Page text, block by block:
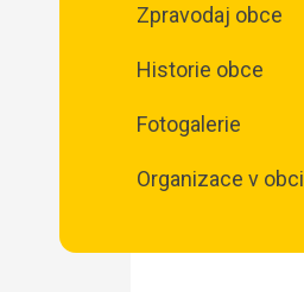
Zpravodaj obce
Historie obce
Fotogalerie
Organizace v obci